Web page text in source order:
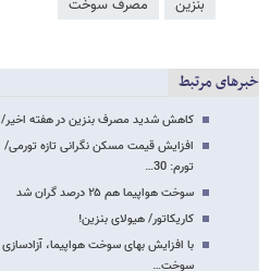
بنزین مصرف سوخت
خبرهای مرتبط
کاهش شدید مصرف بنزین در هفته
تورم: 30…
سوخت هواپیما هم ۲۵ درصد گران شد
کاریکاتور/ هیولای بنزین!
با افزایش بهای سوخت هواپیما،
سوخت…